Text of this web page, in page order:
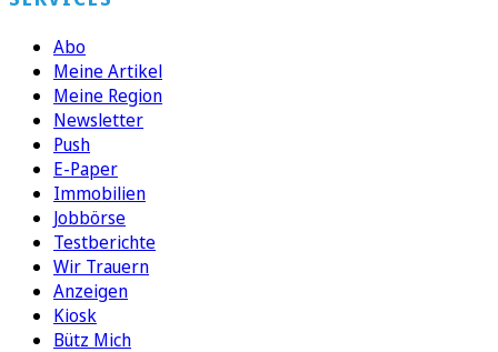
Abo
Meine Artikel
Meine Region
Newsletter
Push
E-Paper
Immobilien
Jobbörse
Testberichte
Wir Trauern
Anzeigen
Kiosk
Bütz Mich